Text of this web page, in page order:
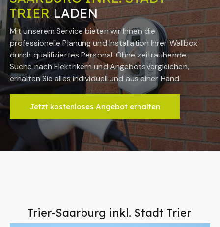
TRIERLADEN
Mit unserem Service bieten wir Ihnen die
professionelle Planung und Installation Ihrer Wallbox
durch qualifiziertes Personal. Ohne zeitraubende
Suche nach Elektrikern und Angebotsvergleichen,
erhalten Sie alles individuell und aus einer Hand.
Jetzt kostenloses Angebot erhalten
Trier-Saarburg inkl. Stadt Trier